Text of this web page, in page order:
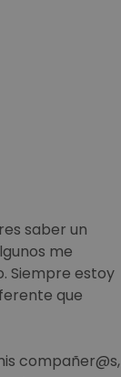
saber un
me
Siempre estoy
que
compañer@s,